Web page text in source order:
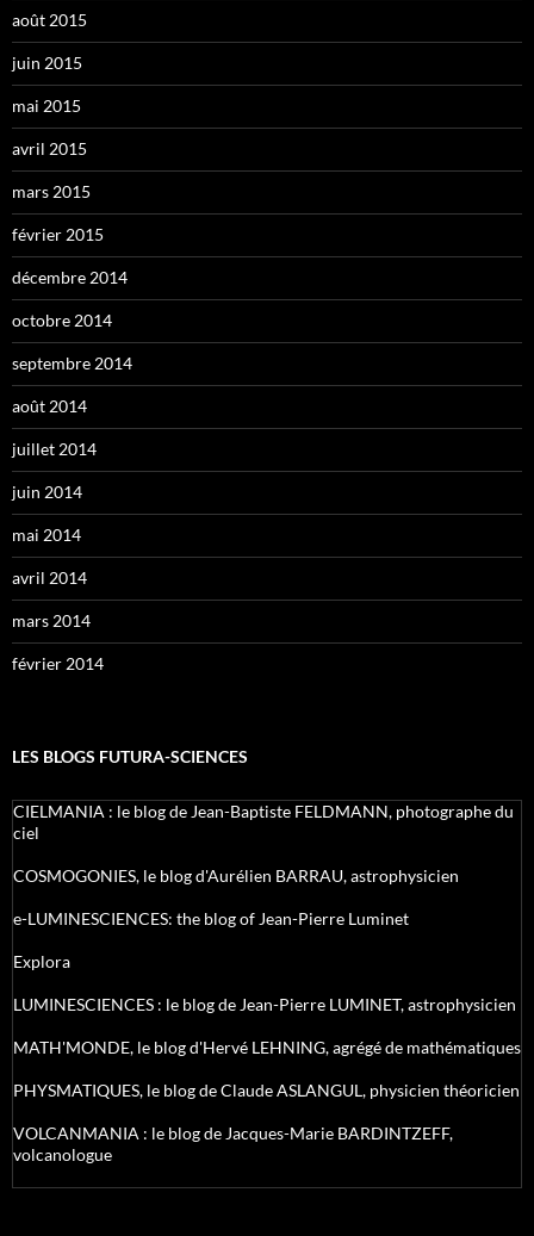
août 2015
juin 2015
mai 2015
avril 2015
mars 2015
février 2015
décembre 2014
octobre 2014
septembre 2014
août 2014
juillet 2014
juin 2014
mai 2014
avril 2014
mars 2014
février 2014
LES BLOGS FUTURA-SCIENCES
CIELMANIA : le blog de Jean-Baptiste FELDMANN, photographe du
ciel
COSMOGONIES, le blog d'Aurélien BARRAU, astrophysicien
e-LUMINESCIENCES: the blog of Jean-Pierre Luminet
Explora
LUMINESCIENCES : le blog de Jean-Pierre LUMINET, astrophysicien
MATH'MONDE, le blog d'Hervé LEHNING, agrégé de mathématiques
PHYSMATIQUES, le blog de Claude ASLANGUL, physicien théoricien
VOLCANMANIA : le blog de Jacques-Marie BARDINTZEFF,
volcanologue